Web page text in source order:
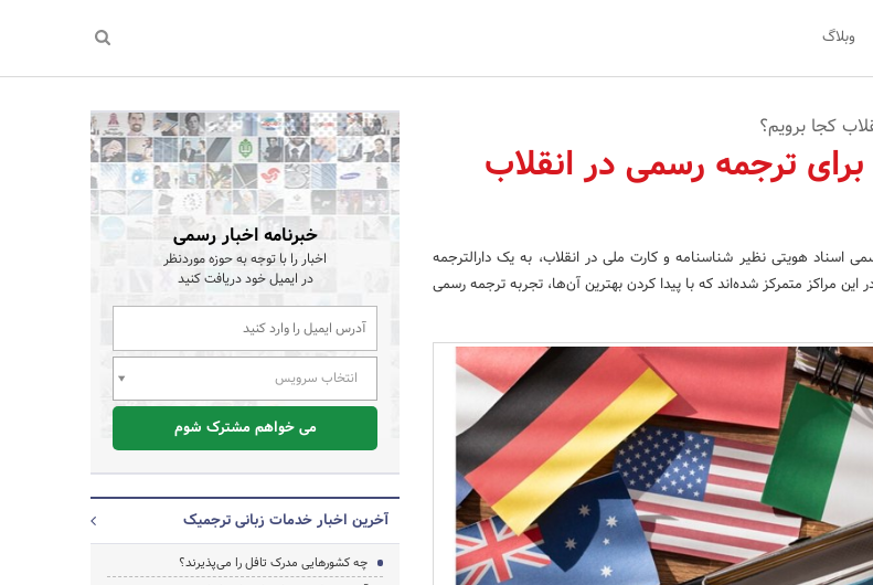
وبلاگ
کجا برویم؟
ترجمه رسمی در انقلاب
اسناد هویتی نظیر شناسنامه و کارت ملی در انقلاب، به یک دارالترجمه
مراکز متمرکز شده‌اند که با پیدا کردن بهترین آن‌ها، تجربه ترجمه رسمی
خبرنامه اخبار رسمی
اخبار را با توجه به حوزه موردنظر
در ایمیل خود دریافت کنید
انتخاب سرویس
می خواهم مشترک شوم
آخرین اخبار خدمات زبانی ترجمیک
چه کشورهایی مدرک تافل را می‌پذیرند؟